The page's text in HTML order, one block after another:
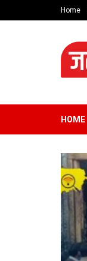
Home
HOME